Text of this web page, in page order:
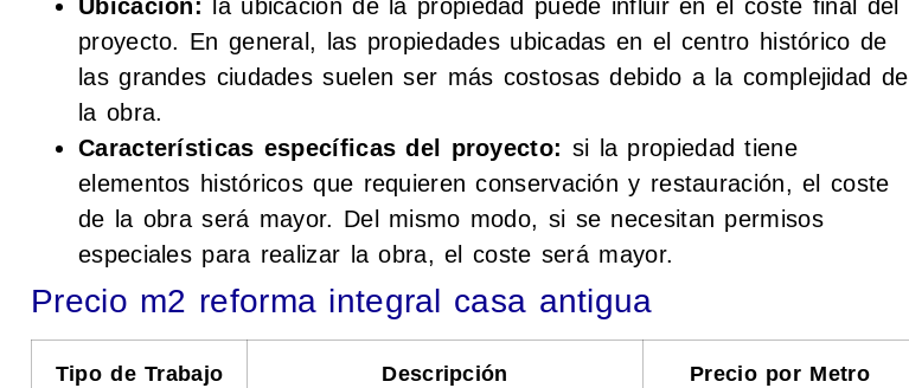
Ubicación: la ubicación de la propiedad puede influir en el coste final del
proyecto. En general, las propiedades ubicadas en el centro histórico de
las grandes ciudades suelen ser más costosas debido a la complejidad de
la obra.
Características específicas del proyecto: si la propiedad tiene
elementos históricos que requieren conservación y restauración, el coste
de la obra será mayor. Del mismo modo, si se necesitan permisos
especiales para realizar la obra, el coste será mayor.
Precio m2 reforma integral casa antigua
Tipo de Trabajo Descripción
Precio por Metro